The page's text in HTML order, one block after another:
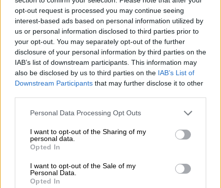
opt-out request is processed you may continue seeing
interest-based ads based on personal information utilized by
us or personal information disclosed to third parties prior to
your opt-out. You may separately opt-out of the further
disclosure of your personal information by third parties on the
IAB’s list of downstream participants. This information may
also be disclosed by us to third parties on the IAB’s List of
Downstream Participants that may further disclose it to other
Please note that this website/app uses one or more Google
not limited to your visit or usage behaviour. You may click to
grant or deny consent to Google and its third-party tags to
use your data for below specified purposes in below Google
consent section.
Personal Data Processing Opt Outs
I want to opt-out of the Sharing of my
personal data.
Opted In
I want to opt-out of the Sale of my
Personal Data.
Opted In
κή Εισαγγελία, οι εξουσίες διερεύνησης και
δίωξης των ποινικών αδικημάτων που
εμπίπτουν στην αρμοδιότητα της Ευρωπαι?
κής Εισαγγελίαςασκούνται από την ίδια την
Εισαγγελία και από τους εντεταλμένους
εισαγγελείς της. Κατά συνέπεια, θεωρούμε
ότι κάθε διάταξη εθνικού δικαίου που
επιτρέπει στις εθνικές αρχές, εισαγγελικές
ή δικαστικές, όπως στην περίπτωση του
ανακριτή, να παρεμβαίνουν στην άσκηση των
εν λόγω αρμοδιοτήτων παραβαίνει τον
κανονισμό για την Ευρωπαι?κή Εισαγγελία.
Ανεξάρτητα από τον ρόλο των ανακριτών
στις εθνικές διαδικασίες, η ελληνική